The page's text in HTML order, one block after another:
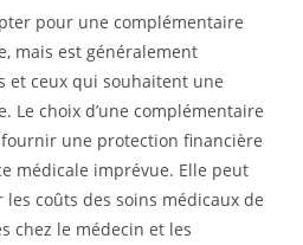
pour une complémentaire
mais est généralement
et ceux qui souhaitent une
Le choix d’une complémentaire
une protection financière
médicale imprévue. Elle peut
coûts des soins médicaux de
chez le médecin et les